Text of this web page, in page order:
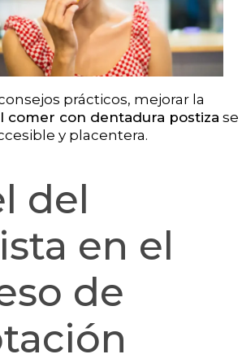
prácticos, mejorar la
comer con dentadura postiza se
y placentera.
del
en el
de